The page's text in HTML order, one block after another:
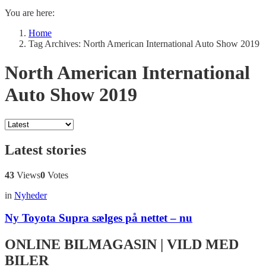
You are here:
Home
Tag Archives: North American International Auto Show 2019
North American International
Auto Show 2019
Latest stories
43 Views0 Votes
in Nyheder
Ny Toyota Supra sælges på nettet – nu
ONLINE BILMAGASIN | VILD MED
BILER